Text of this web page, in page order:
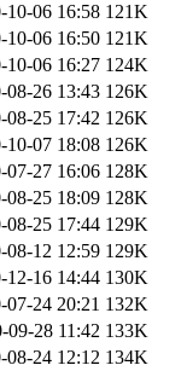
10-06 16:58 121K
10-06 16:50 121K
10-06 16:27 124K
08-26 13:43 126K
08-25 17:42 126K
10-07 18:08 126K
07-27 16:06 128K
08-25 18:09 128K
08-25 17:44 129K
08-12 12:59 129K
12-16 14:44 130K
07-24 20:21 132K
09-28 11:42 133K
08-24 12:12 134K